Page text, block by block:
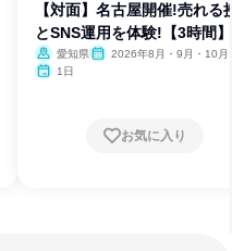
【対面】名古屋開催!売れる
とSNS運用を体験!【3時間】
愛知県
2026年8月・9月・10月
1日
お気に入り